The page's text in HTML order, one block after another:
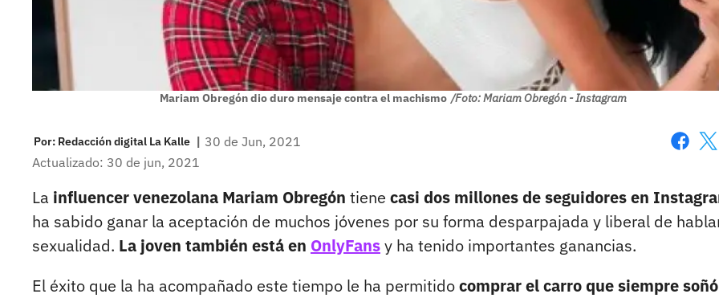
Mariam Obregón dio duro mensaje contra el machismo /Foto: Mariam Obregón - Instagram
Por: Redacción digital La Kalle | 30 de Jun, 2021
Actualizado: 30 de jun, 2021
La influencer venezolana Mariam Obregón tiene casi dos millones de seguidores en
ha sabido ganar la aceptación de muchos jóvenes por su forma desparpajada y liberal de
sexualidad. La joven también está en OnlyFansy ha tenido importantes ganancias.
El éxito que la ha acompañado este tiempo le ha permitidocomprar el carro que siempre